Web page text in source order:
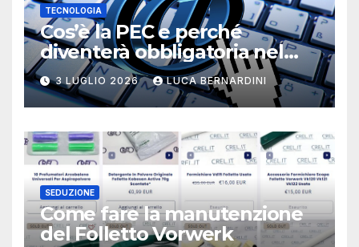
TECNOLOGIA
Cos’è la PEC e perché
diventerà obbligatoria nel
2026?
3 LUGLIO 2026 LUCA BERNARDINI
SEDUZIONE
Come fare la manutenzione
del Folletto Vorwerk